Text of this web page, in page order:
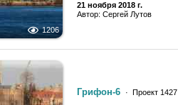
1206
21 ноября 2018 г.
Автор: Сергей Лутов
Грифон-6 · Проект